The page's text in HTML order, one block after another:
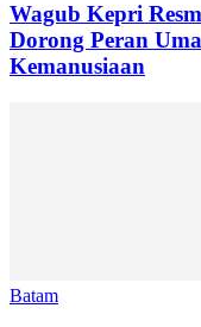
Wagub Kepri
Dorong Peran
Kemanusiaan
Batam